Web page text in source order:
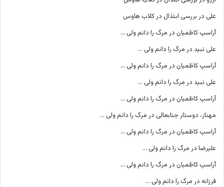
علی در بررسی ابتذال در کلاب هاوس
آراسپ کاظمیان در مرگ را دانم ولی …
علی نبید در مرگ را دانم ولی …
آراسپ کاظمیان در مرگ را دانم ولی …
علی نبید در مرگ را دانم ولی …
آراسپ کاظمیان در مرگ را دانم ولی …
مهناز، دوستار جنابعالی در مرگ را دانم ولی …
آراسپ کاظمیان در مرگ را دانم ولی …
علیرضا در مرگ را دانم ولی …
آراسپ کاظمیان در مرگ را دانم ولی …
فرزانه در مرگ را دانم ولی …